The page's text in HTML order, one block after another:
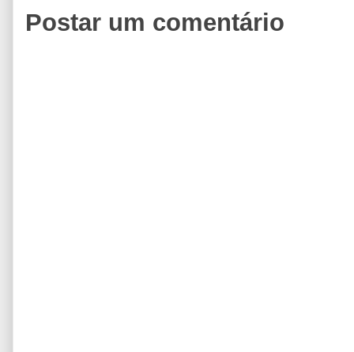
Postar um comentário